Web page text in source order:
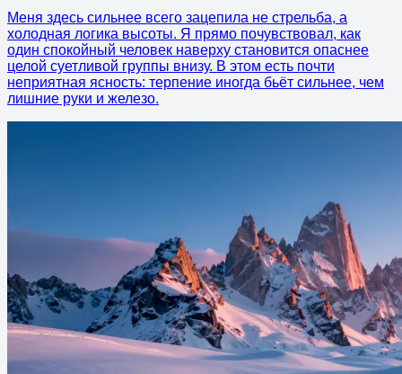
Меня здесь сильнее всего зацепила не стрельба, а
холодная логика высоты. Я прямо почувствовал, как
один спокойный человек наверху становится опаснее
целой суетливой группы внизу. В этом есть почти
неприятная ясность: терпение иногда бьёт сильнее, чем
лишние руки и железо.